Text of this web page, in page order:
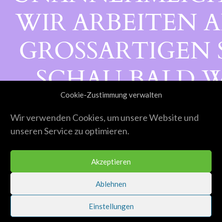
Cookie-Zustimmung verwalten
Wir verwenden Cookies, um unsere Website und
unseren Service zu optimieren.
Akzeptieren
Ablehnen
Einstellungen
WIR ARBEITEN
GROSSARTIGEN
CHAU BALD
ORBEI!